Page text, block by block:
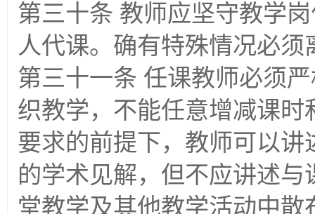
第三十条 教师应坚守教学
人代课。确有特殊情况必
第三十一条 任课教师必须
织教学，不能任意增减课
要求的前提下，教师可以
的学术见解，但不应讲述
堂教学及其他教学活动中